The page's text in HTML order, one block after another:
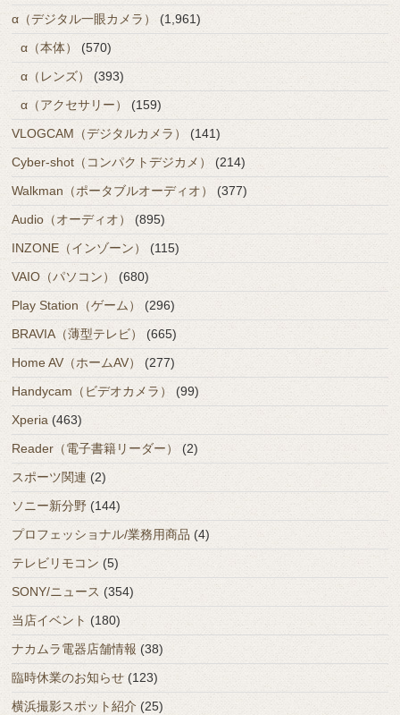
α（デジタル一眼カメラ） (1,961)
α（本体）
(570)
α（レンズ）
(393)
α（アクセサリー）
(159)
VLOGCAM（デジタルカメラ）
(141)
Cyber-shot（コンパクトデジカメ）
(214)
Walkman（ポータブルオーディオ）
(377)
Audio（オーディオ）
(895)
INZONE（インゾーン）
(115)
VAIO（パソコン）
(680)
Play Station（ゲーム）
(296)
BRAVIA（薄型テレビ）
(665)
Home AV（ホームAV）
(277)
Handycam（ビデオカメラ）
(99)
Xperia (463)
Reader（電子書籍リーダー）
(2)
スポーツ関連 (2)
ソニー新分野 (144)
プロフェッショナル/業務用商品 (4)
テレビリモコン (5)
SONY/ニュース (354)
当店イベント (180)
ナカムラ電器店舗情報 (38)
臨時休業のお知らせ (123)
横浜撮影スポット紹介 (25)